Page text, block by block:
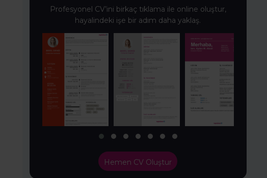
Profesyonel CV’ini birkaç tıklama ile online oluştur,
hayalindeki işe bir adım daha yaklaş.
Hemen CV Oluştur